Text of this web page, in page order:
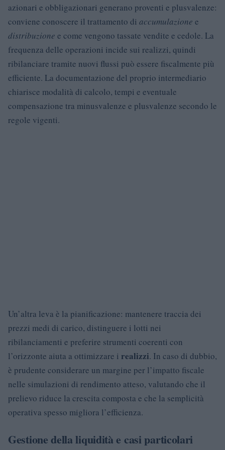
azionari e obbligazionari generano proventi e plusvalenze:
conviene conoscere il trattamento di accumulazione e
distribuzione e come vengono tassate vendite e cedole. La
frequenza delle operazioni incide sui realizzi, quindi
ribilanciare tramite nuovi flussi può essere fiscalmente più
efficiente. La documentazione del proprio intermediario
chiarisce modalità di calcolo, tempi e eventuale
compensazione tra minusvalenze e plusvalenze secondo le
regole vigenti.
Un’altra leva è la pianificazione: mantenere traccia dei
prezzi medi di carico, distinguere i lotti nei
ribilanciamenti e preferire strumenti coerenti con
l’orizzonte aiuta a ottimizzare i realizzi. In caso di dubbio,
è prudente considerare un margine per l’impatto fiscale
nelle simulazioni di rendimento atteso, valutando che il
prelievo riduce la crescita composta e che la semplicità
operativa spesso migliora l’efficienza.
Gestione della liquidità e casi particolari